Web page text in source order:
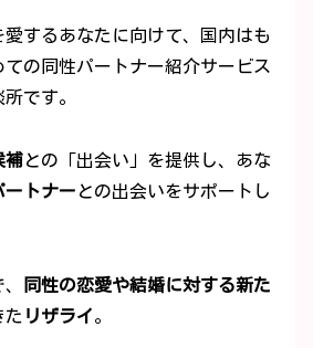
愛するあなたに向けて、国内はも
の同性パートナー紹介サービス
です。
補との「出会い」を提供し、あな
ートナー との出会いをサポートし
同性の恋愛や結婚に対する新た
た リザライ。